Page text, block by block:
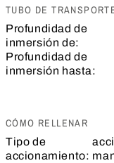
TUBO DE
Profundidad de
inmersión de:
Profundidad de
inmersión hasta:
CÓMO RELLENAR
Tipo de
accionamiento: